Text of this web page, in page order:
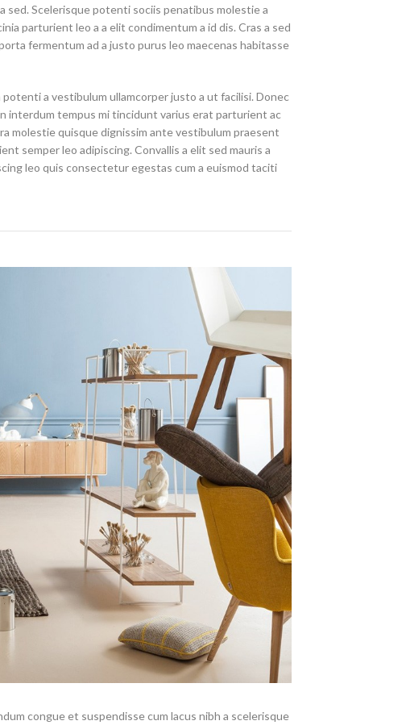
Scelerisque potenti sociis penatibus molestie a
parturient leo a a elit condimentum a id dis. Cras a sed
fermentum ad a justo purus leo maecenas habitasse
a vestibulum ullamcorper justo a ut facilisi. Donec
interdum tempus mi tincidunt varius erat parturient ac
molestie quisque dignissim ante vestibulum praesent
semper leo adipiscing. Convallis a elit sed mauris a
leo quis consectetur egestas cum a euismod taciti
congue et suspendisse cum lacus nibh a scelerisque